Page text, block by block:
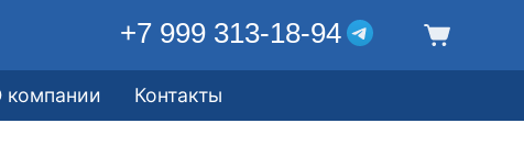
+7 999 313-18-94
компании Контакты